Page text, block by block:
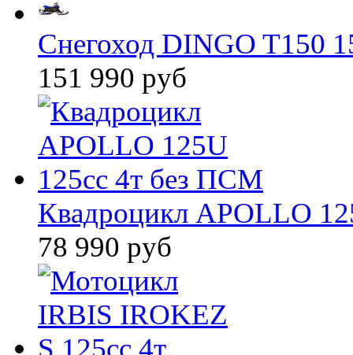
Снегоход DINGO T150
151 990 руб
Квадроцикл APOLLO
78 990 руб